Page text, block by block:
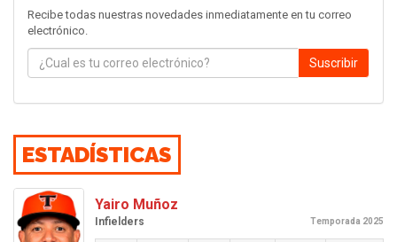
Recibe todas nuestras novedades inmediatamente en tu correo
electrónico.
Suscribir
ESTADÍSTICAS
Yairo Muñoz
Infielders Temporada 2025